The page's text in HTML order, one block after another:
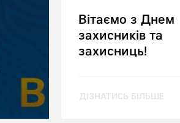
Вітаємо з Днем
захисників та
захисниць!
ДІЗНАТИСЬ БІЛЬШЕ